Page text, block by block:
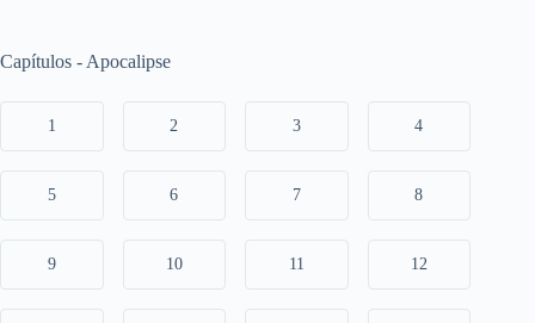
Capítulos - Apocalipse
1 2 3 4
5 6 7 8
9 10 11 12